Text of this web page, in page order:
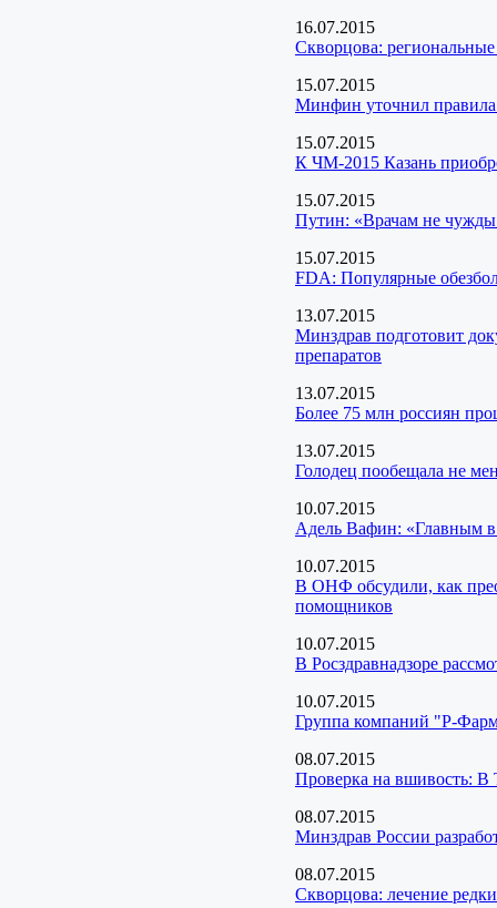
16.07.2015
Скворцова:
15.07.2015
Минфин уточнил правила
15.07.2015
К ЧМ-2015 Казань
15.07.2015
Путин: «Врачам не чужды
15.07.2015
FDА: Популярные
13.07.2015
Минздрав подготовит
препаратов
13.07.2015
Более 75 млн россиян
13.07.2015
Голодец пообещала не
10.07.2015
Адель Вафин: «Главным в
10.07.2015
В ОНФ обсудили, как
помощников
10.07.2015
В Росздравнадзоре
10.07.2015
Группа компаний "Р-Фарм"
08.07.2015
Проверка на вшивость: В
08.07.2015
Минздрав России
08.07.2015
Скворцова: лечение